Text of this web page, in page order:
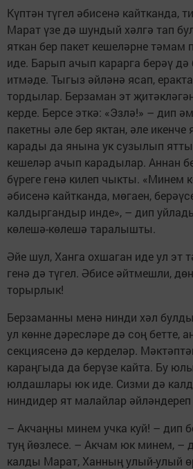
Күптән түгел әбисенә кайтканда,
Марат үзе дә шундый хәлгә тап
яткан бер пакет кешеләрне тәмам
иде. Барып ачып карарга берәү
итмәде. Тыгыз әйләнә ясап,
тордылар. Берзаман эт
керде. Берсе эткә: «Эзлә!» – дип
пакетны әле бер яктан, әле
карады да янына ук сузылып
кешеләр ачып карадылар. Аннан
бүреге генә килеп чыкты. «Минем
әбисенә кайтканда, мөгаен,
калдыргандыр инде», – дип
көлешә-көлешә таралышты.
Әйе шул, Ханга охшаган иде ул эт
генә дә түгел. Әбисе әйтмешли,
торырлык!
Берзаманны менә нинди хәл
ул көнне дәресләре дә соң бетте,
секциясенә дә керделәр.
караңгыда да берүзе кайта. Бу
юлдашлары юк иде. Сизми дә
ниндидер ят малайлар
– Акчаңны минем учка куй! – дип
туң йөзлесе. – Акчам юк минем, –
калды Марат, Ханның улый-улый